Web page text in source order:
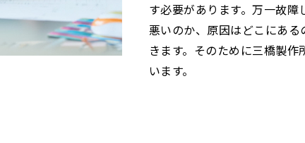
す必要があります。万一故
悪いのか、原因はどこにあ
きます。そのために三橋製
います。